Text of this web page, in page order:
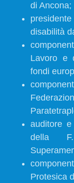
di Ancona;
disabilità
Lavoro e
fondi
auditore
della
Protesica